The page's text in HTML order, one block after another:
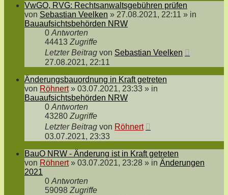
VwGO, RVG: Rechtsanwaltsgebühren prüfen
von Sebastian Veelken » 27.08.2021, 22:11 » in
Bauaufsichtsbehörden NRW
0 Antworten
44413 Zugriffe
Letzter Beitrag von Sebastian Veelken
27.08.2021, 22:11
Änderungsbauordnung in Kraft getreten
von Röhnert» 03.07.2021, 23:33 » in
Bauaufsichtsbehörden NRW
0 Antworten
43280 Zugriffe
Letzter Beitrag von Röhnert
03.07.2021, 23:33
BauO NRW - Änderung ist in Kraft getreten
von Röhnert» 03.07.2021, 23:28 » in Änderungen
2021
0 Antworten
59098 Zugriffe